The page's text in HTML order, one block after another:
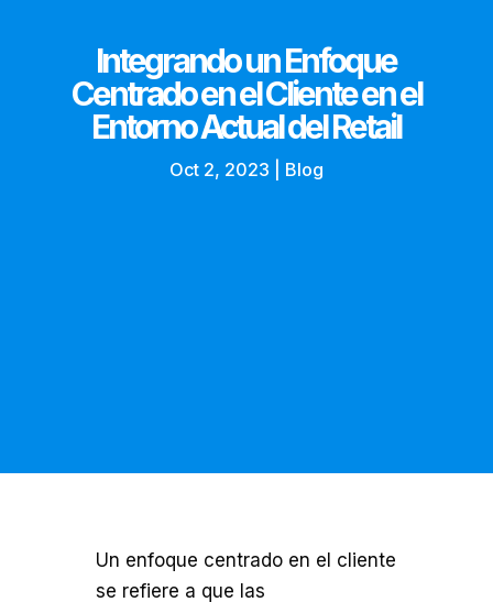
Integrando un Enfoque
Centrado en el Cliente en el
Entorno Actual del Retail
Oct 2, 2023 Blog
Un enfoque centrado en el cliente
se refiere a que las